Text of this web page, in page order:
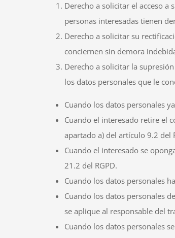
Derecho a solicitar el acceso a
personas interesadas tienen
Derecho a solicitar su
conciernen sin demora
Derecho a solicitar la
los datos personales que le
Cuando los datos personales
Cuando el interesado retire el
apartado a) del artículo 9.2 del
Cuando el interesado se
21.2 del RGPD.
Cuando los datos personales
Cuando los datos personales
se aplique al responsable del
Cuando los datos personales